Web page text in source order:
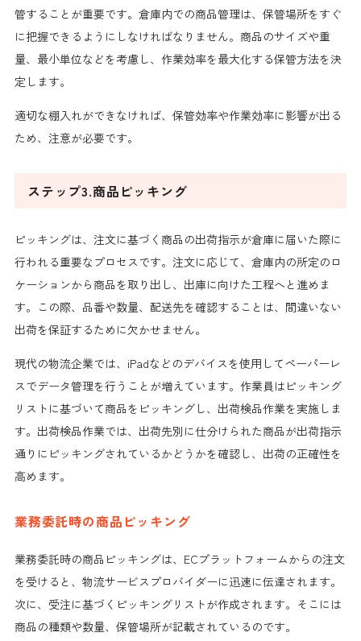
管することが重要です。倉庫内での商品管理は、保管場所をすぐ
に把握できるようにしなければなりません。商品のサイズや重
量、最小単位などを考慮し、作業効率を最大化する保管方法を決
定します。
適切な棚入れができなければ、保管効率や作業効率に影響が出る
ため、注意が必要です。
ステップ3.商品ピッキング
ピッキングは、注文に基づく商品の出荷指示が倉庫に届いた際に
行われる重要なプロセスです。注文に応じて、倉庫内の所定のロ
ケーションから商品を取り出し、出庫に向けた工程へと進めま
す。この際、品番や数量、配送先を確認することは、間違いない
出荷を保証するために欠かせません。
現代の物流企業では、iPadなどのデバイスを使用してペーパーレ
スでデータ管理を行うことが増えています。作業員はピッキング
リストに基づいて商品をピッキングし、出荷検品作業を実施しま
す。出荷検品作業では、出荷先別に仕分けられた商品が出荷指示
通りにピッキングされているかどうかを確認し、出荷の正確性を
高めます。
業務委託時の商品ピッキング
業務委託時の商品ピッキングは、ECプラットフォームからの注文
を受けると、物流サービスプロバイダーに迅速に伝達されます。
次に、受注に基づくピッキングリストが作成されます。そこには
商品の種類や数量、保管場所が記載されているのです。